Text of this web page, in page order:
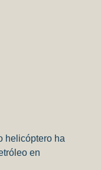
helicóptero ha
en